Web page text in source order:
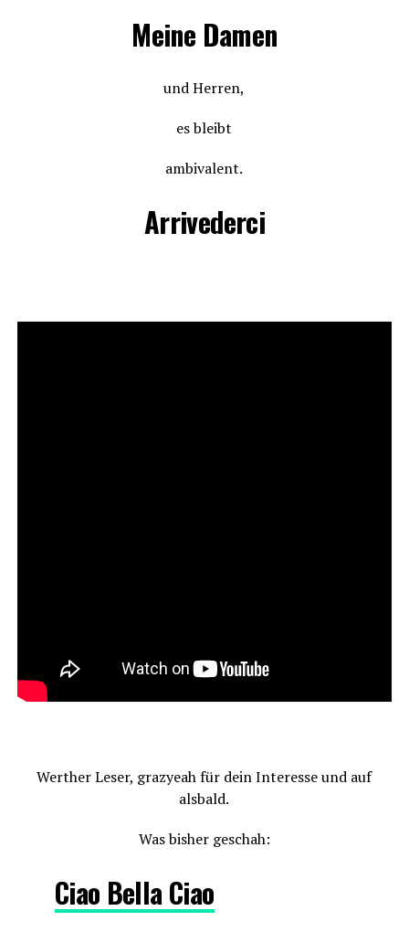
Meine Damen
und Herren,
es bleibt
ambivalent.
Arrivederci
Werther Leser, grazyeah für dein Interesse und auf
alsbald.
Was bisher geschah:
Ciao Bella Ciao